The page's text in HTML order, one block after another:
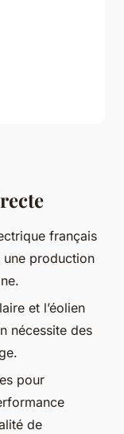
français
une production
et l’éolien
nécessite des
pour
de